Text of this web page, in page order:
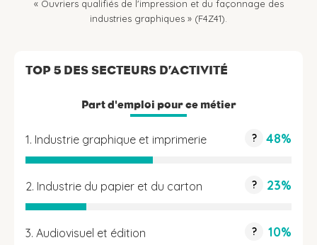
« Ouvriers qualifiés de l'impression et du façonnage des
industries graphiques » (F4Z41).
TOP 5 DES SECTEURS D’ACTIVITÉ
Part d'emploi pour ce métier
1. Industrie graphique et imprimerie ? 48%
2. Industrie du papier et du carton ? 23%
3. Audiovisuel et édition ? 10%